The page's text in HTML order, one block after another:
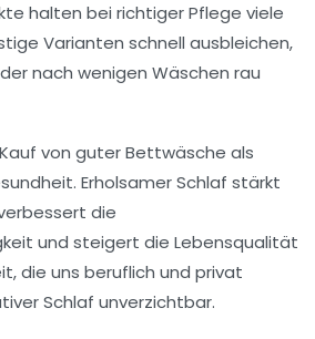
halten bei richtiger Pflege viele
Varianten schnell ausbleichen,
nach wenigen Wäschen rau
von guter Bettwäsche als
Erholsamer Schlaf stärkt
die
und steigert die Lebensqualität
die uns beruflich und privat
Schlaf unverzichtbar.